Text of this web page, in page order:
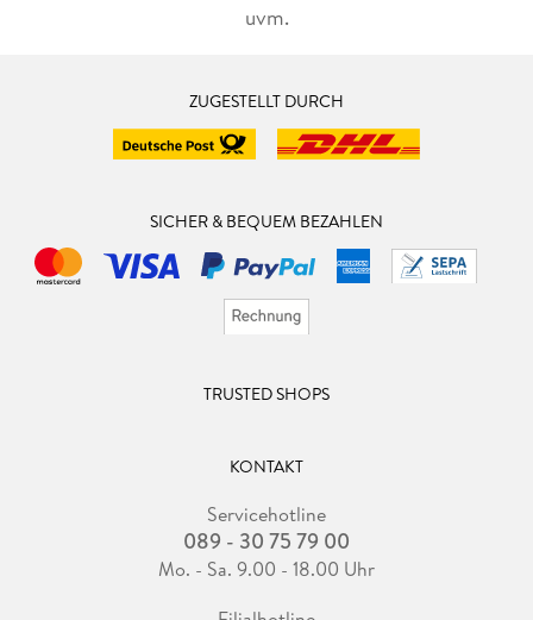
uvm.
ZUGESTELLT DURCH
SICHER & BEQUEM BEZAHLEN
TRUSTED SHOPS
KONTAKT
Servicehotline
089 - 30 75 79 00
Mo. - Sa. 9.00 - 18.00 Uhr